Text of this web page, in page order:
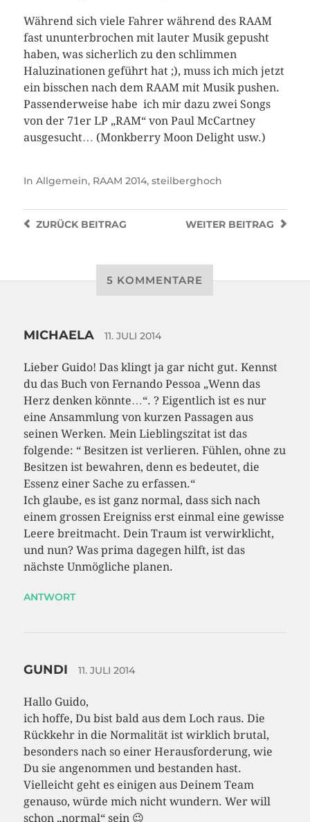
Während sich viele Fahrer während des RAAM
fast ununterbrochen mit lauter Musik gepusht
haben, was sicherlich zu den schlimmen
Haluzinationen geführt hat ;), muss ich mich jetzt
ein bisschen nach dem RAAM mit Musik pushen.
Passenderweise habe ich mir dazu zwei Songs
von der 71er LP „RAM“ von Paul McCartney
ausgesucht… (Monkberry Moon Delight usw.)
In Allgemein, RAAM 2014, steilberghoch
WEITER BEITRAG
ZURÜCKBEITRAG
5 KOMMENTARE
MICHAELA 11. JULI 2014
Lieber Guido! Das klingt ja gar nicht gut. Kennst
du das Buch von Fernando Pessoa „Wenn das
Herz denken könnte…“. ? Eigentlich ist es nur
eine Ansammlung von kurzen Passagen aus
seinen Werken. Mein Lieblingszitat ist das
folgende: “ Besitzen ist verlieren. Fühlen, ohne zu
Besitzen ist bewahren, denn es bedeutet, die
Essenz einer Sache zu erfassen.“
Ich glaube, es ist ganz normal, dass sich nach
einem grossen Ereigniss erst einmal eine gewisse
Leere breitmacht. Dein Traum ist verwirklicht,
und nun? Was prima dagegen hilft, ist das
nächste Unmögliche planen.
ANTWORT
GUNDI 11. JULI 2014
Hallo Guido,
ich hoffe, Du bist bald aus dem Loch raus. Die
Rückkehr in die Normalität ist wirklich brutal,
besonders nach so einer Herausforderung, wie
Du sie angenommen und bestanden hast.
Vielleicht geht es einigen aus Deinem Team
genauso, würde mich nicht wundern. Wer will
schon „normal“ sein 😉